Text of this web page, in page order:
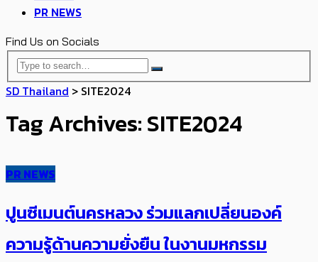
PR NEWS
Find Us on Socials
SD Thailand > SITE2024
Tag Archives: SITE2024
PR NEWS
ปูนซีเมนต์นครหลวง ร่วมแลกเปลี่ยนองค์
ความรู้ด้านความยั่งยืน ในงานมหกรรม